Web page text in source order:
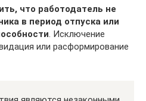
что работодатель не
в период отпуска или
. Исключение
или расформирование